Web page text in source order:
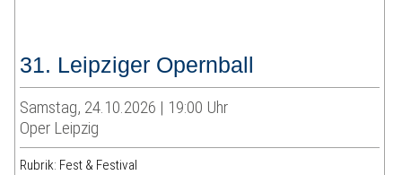
31. Leipziger Opernball
Samstag, 24.10.2026 | 19:00 Uhr
Oper Leipzig
Rubrik: Fest & Festival